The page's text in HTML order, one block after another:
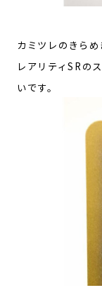
カミツレのきらめ
レアリティSRの
いです。